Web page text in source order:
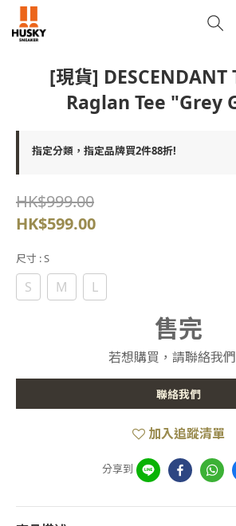
[現貨] DESCENDANT
Raglan Tee "Grey
指定分類，指定品牌買2件88折!
HK$999.00
HK$599.00
尺寸 : S
S M L
售完
若想購買，請聯絡我們
聯絡我們
加入追蹤清單
分享到